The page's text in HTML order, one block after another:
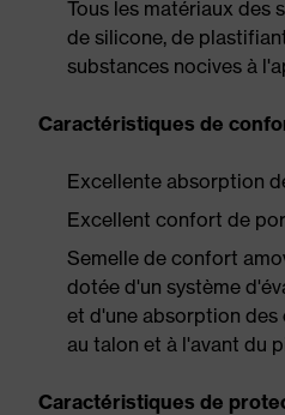
Tous les matériaux des
de silicone, de
substances nocives à
Caractéristiques de
Excellente absorption
Excellent confort de
Semelle de confort
dotée d'un système
et d'une absorption
au talon et à l'avant du
Caractéristiques de